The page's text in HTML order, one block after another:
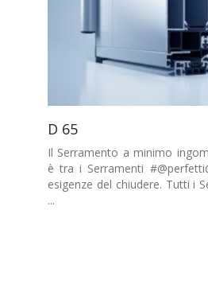
D 65
Il Serramento a minimo
è tra i Serramenti
esigenze del chiudere. Tutti i
...